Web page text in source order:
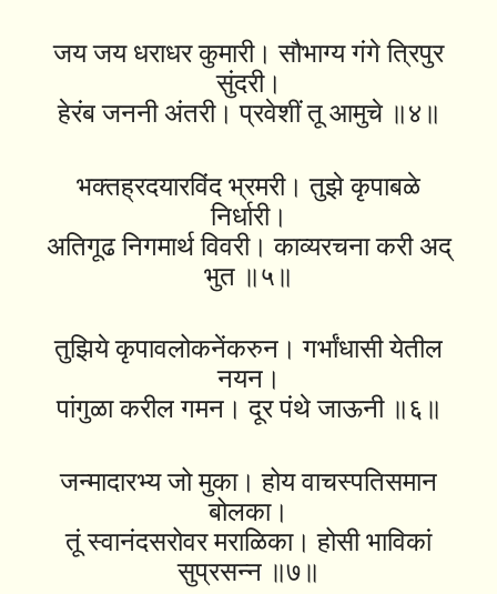
जय जय धराधर कुमारी। सौभाग्य गंगे त्रिपुर
सुंदरी।
हेरंब जननी अंतरी। प्रवेशीं तू आमुचे ॥४॥
भक्तह्रदयारविंद भ्रमरी। तुझे कृपाबळे
निर्धारी।
अतिगूढ निगमार्थ विवरी। काव्यरचना करी अद्
भुत ॥५॥
तुझिये कृपावलोकनेंकरुन। गर्भांधासी येतील
नयन।
पांगुळा करील गमन। दूर पंथे जाऊनी ॥६॥
जन्मादारभ्य जो मुका। होय वाचस्पतिसमान
बोलका।
तूं स्वानंदसरोवर मराळिका। होसी भाविकां
सुप्रसन्न ॥७॥